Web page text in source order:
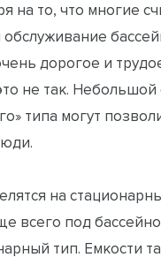
на то, что многие
обслуживание
дорогое и
не так.
типа могут
на
всего под
тип. Емкости